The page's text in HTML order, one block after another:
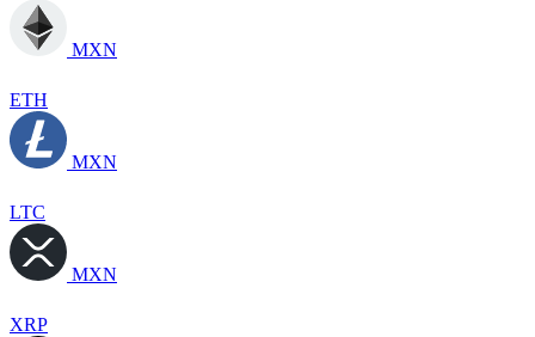
MXN
ETH
MXN
LTC
MXN
XRP